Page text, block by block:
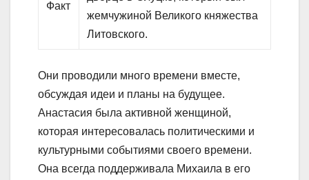
Факт
жемчужиной Великого княжества
Литовского.
Они проводили много времени вместе,
обсуждая идеи и планы на будущее.
Анастасия была активной женщиной,
которая интересовалась политическими и
культурными событиями своего времени.
Она всегда поддерживала Михаила в его